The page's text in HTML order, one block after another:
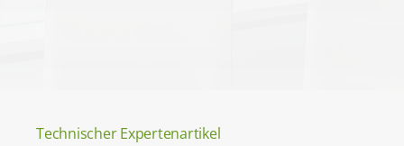
Technischer Expertenartikel